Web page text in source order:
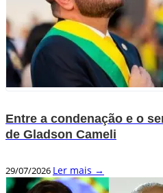
Entre a condenação e o
de Gladson Cameli
29/07/2026 Ler mais →